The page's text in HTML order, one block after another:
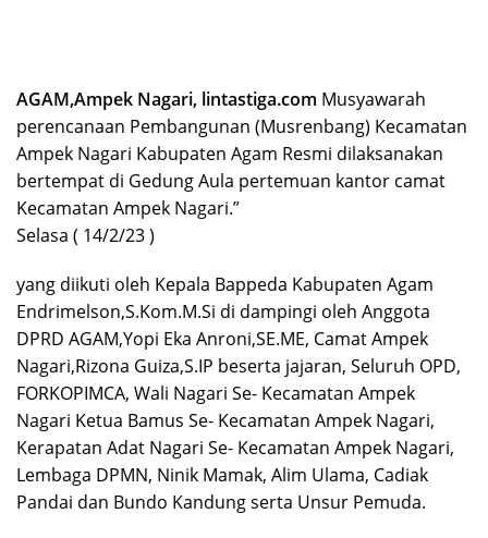
AGAM,Ampek Nagari, lintastiga.com Musyawarah
perencanaan Pembangunan (Musrenbang) Kecamatan
Ampek Nagari Kabupaten Agam Resmi dilaksanakan
bertempat di Gedung Aula pertemuan kantor camat
Kecamatan Ampek Nagari.”
Selasa ( 14/2/23 )
yang diikuti oleh Kepala Bappeda Kabupaten Agam
Endrimelson,S.Kom.M.Si di dampingi oleh Anggota
DPRD AGAM,Yopi Eka Anroni,SE.ME, Camat Ampek
Nagari,Rizona Guiza,S.IP beserta jajaran, Seluruh OPD,
FORKOPIMCA, Wali Nagari Se- Kecamatan Ampek
Nagari Ketua Bamus Se- Kecamatan Ampek Nagari,
Kerapatan Adat Nagari Se- Kecamatan Ampek Nagari,
Lembaga DPMN, Ninik Mamak, Alim Ulama, Cadiak
Pandai dan Bundo Kandung serta Unsur Pemuda.